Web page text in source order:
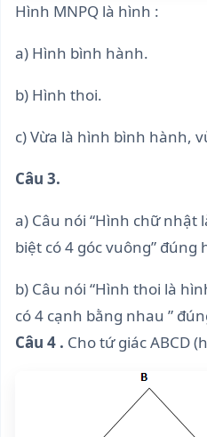
Hình MNPQ là hình :
a) Hình bình hành.
b) Hình thoi.
c) Vừa là hình bình hành,
Câu 3.
a) Câu nói “Hình chữ nhật
biệt có 4 góc vuông” đúng
b) Câu nói “Hình thoi là
có 4 cạnh bằng nhau ”
Câu 4 . Cho tứ giác ABCD